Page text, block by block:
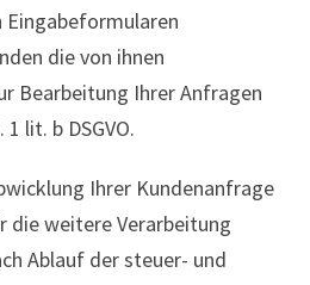
Eingabeformularen
die von ihnen
Bearbeitung Ihrer Anfragen
lit. b DSGVO.
Ihrer Kundenanfrage
die weitere Verarbeitung
Ablauf der steuer- und